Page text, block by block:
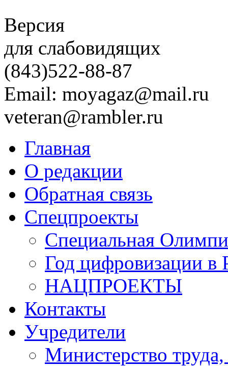
Версия
для слабовидящих
(843)522-88-87
Email: moyagaz@mail.ru
veteran@rambler.ru
Главная
О редакции
Обратная связь
Спецпроекты
Специальная
Год цифровизации в
НАЦПРОЕКТЫ
Контакты
Учредители
Министерство